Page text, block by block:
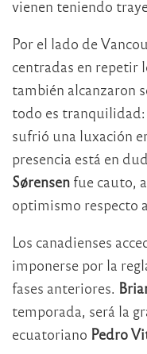
vienen teniendo
Por el lado de
centradas en repetir
también alcanzaron
todo es tranquilidad:
sufrió una luxación
presencia está en
Sørensen fue cauto,
optimismo respecto
Los canadienses
imponerse por la
fases anteriores.
temporada, será la
ecuatoriano Pedro